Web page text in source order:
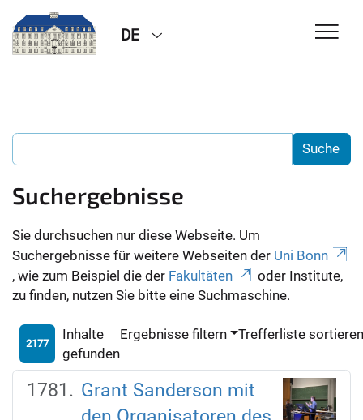
DE
Suchergebnisse
Sie durchsuchen nur diese Webseite. Um
Suchergebnisse für weitere Webseiten der Uni Bonn
, wie zum Beispiel die der Fakultäten
oder Institute,
zu finden, nutzen Sie bitte eine Suchmaschine.
2177
Inhalte
gefunden
Ergebnisse filtern Trefferliste
Grant Sanderson mit